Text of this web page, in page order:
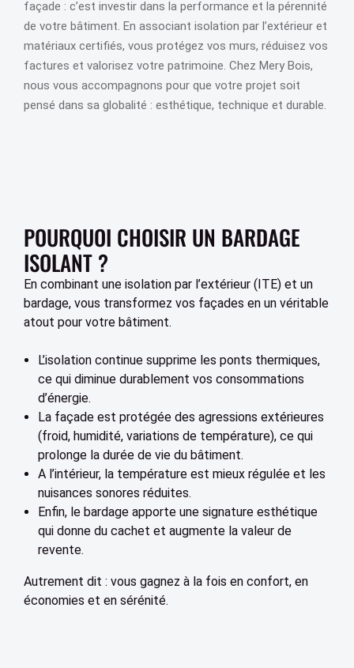
façade : c’est investir dans la performance et la pérennité
de votre bâtiment. En associant isolation par l’extérieur et
matériaux certifiés, vous protégez vos murs, réduisez vos
factures et valorisez votre patrimoine. Chez Mery Bois,
nous vous accompagnons pour que votre projet soit
pensé dans sa globalité : esthétique, technique et durable.
POURQUOI CHOISIR UN BARDAGE
ISOLANT ?
En combinant une isolation par l’extérieur (ITE) et un
bardage, vous transformez vos façades en un véritable
atout pour votre bâtiment.
L’isolation continue supprime les ponts thermiques,
ce qui diminue durablement vos consommations
d’énergie.
La façade est protégée des agressions extérieures
(froid, humidité, variations de température), ce qui
prolonge la durée de vie du bâtiment.
A l’intérieur, la température est mieux régulée et les
nuisances sonores réduites.
Enfin, le bardage apporte une signature esthétique
qui donne du cachet et augmente la valeur de
revente.
Autrement dit : vous gagnez à la fois en confort, en
économies et en sérénité.